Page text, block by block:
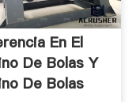
En El
De Bolas Y
De Bolas